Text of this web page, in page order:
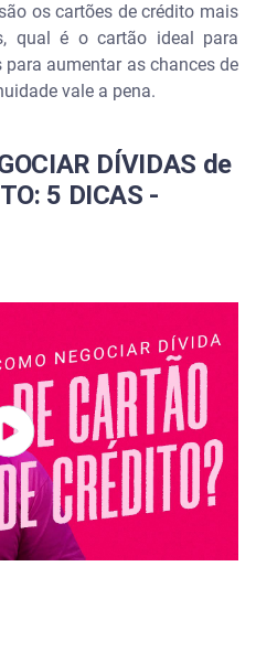
chances de aprovação
cartão de crédito
na hora?
crédito com nome
os cartões de crédito mais
qual é o cartão ideal para
aumentar as chances de
vale a pena.
DÍVIDAS de
5 DICAS -